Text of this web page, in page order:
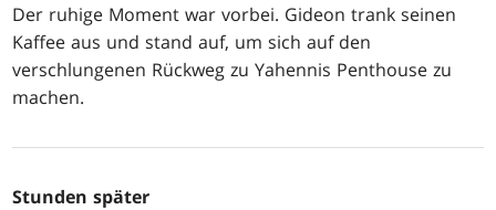
Der ruhige Moment war vorbei. Gideon trank seinen
Kaffee aus und stand auf, um sich auf den
verschlungenen Rückweg zu Yahennis Penthouse zu
machen.
Stunden später